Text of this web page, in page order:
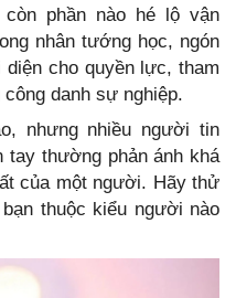
phần nào hé lộ vận
nhân tướng học, ngón
cho quyền lực, tham
danh sự nghiệp.
nhưng nhiều người tin
tay thường phản ánh khá
của một người. Hãy thử
thuộc kiểu người nào